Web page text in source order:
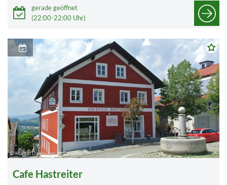
gerade geöffnet
(22:00-22:00 Uhr)
© Martin Daiminger
Cafe Hastreiter